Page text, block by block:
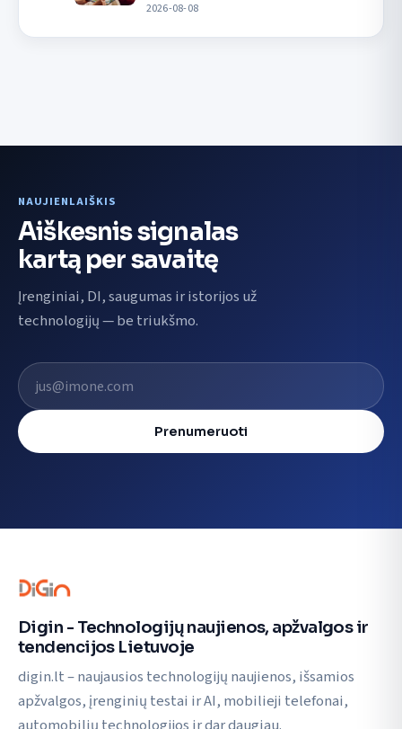
2026-08-08
NAUJIENLAIŠKIS
Aiškesnis signalas
kartą per savaitę
Įrenginiai, DI, saugumas ir istorijos už
technologijų — be triukšmo.
El. pašto adresas
Prenumeruoti
Digin - Technologijų naujienos, apžvalgos ir
tendencijos Lietuvoje
digin.lt – naujausios technologijų naujienos, išsamios
apžvalgos, įrenginių testai ir AI, mobilieji telefonai,